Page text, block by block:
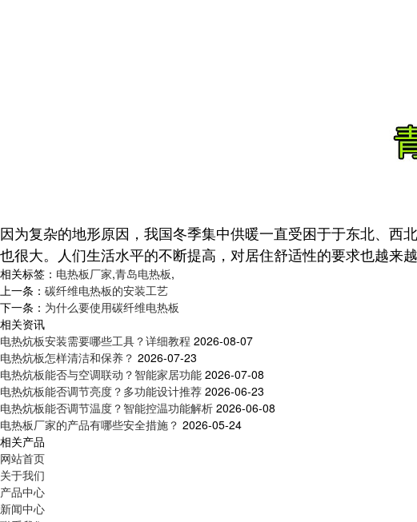
因为复杂的地形原因，我国冬季集中供暖一直受困于于东北、
也很大。人们生活水平的不断提高，对居住舒适性的要求也越来
相关标签： 电热板厂家,青岛电热板,
上一条： 碳纤维电热板的安装工艺
下一条： 为什么要使用碳纤维电热板
相关资讯
电热炕板安装需要哪些工具？详细教程 2026-08-07
电热炕板怎样清洁和保养？ 2026-07-23
电热炕板能否与空调联动？智能家居功能 2026-07-08
电热炕板能否调节亮度？多功能设计推荐 2026-06-23
电热炕板能否调节温度？智能控温功能解析 2026-06-08
电热板厂家的产品有哪些安全措施？ 2026-05-24
相关产品
网站首页
关于我们
产品中心
新闻中心